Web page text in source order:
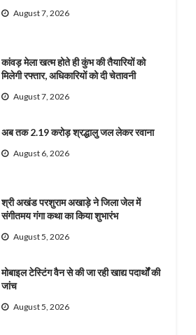
August 7, 2026
कांवड़ मेला खत्म होते ही कुंभ की तैयारियों को
मिलेगी रफ्तार, अधिकारियों को दी चेतावनी
August 7, 2026
अब तक 2.19 करोड़ श्रद्धालु जल लेकर रवाना
August 6, 2026
श्री अखंड परशुराम अखाड़े ने जिला जेल में
संगीतमय गंगा कथा का किया शुभारंभ
August 5, 2026
मोबाइल टेस्टिंग वैन से की जा रही खाद्य पदार्थों की
जांच
August 5, 2026